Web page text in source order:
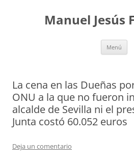
contenidoManuel Jesús
Menú
La cena en las Dueñas
ONU a la que no fueron
alcalde de Sevilla ni el
Junta costó 60.052 euros
Deja un comentario